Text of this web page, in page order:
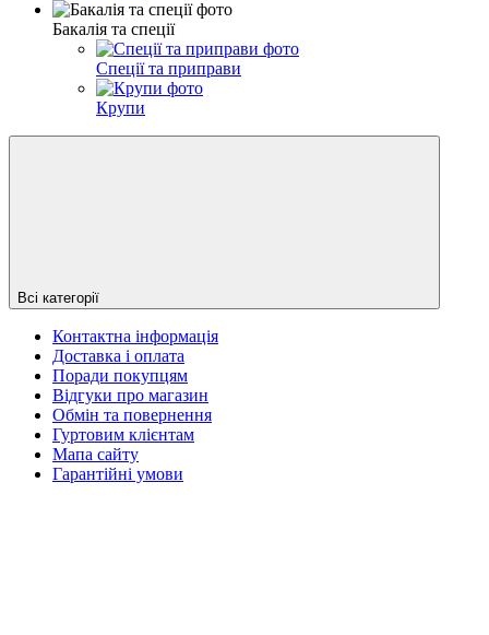
Бакалія та спеції
Спеції та приправи
Крупи
Всі категорії
Контактна інформація
Доставка і оплата
Поради покупцям
Відгуки про магазин
Обмін та повернення
Гуртовим клієнтам
Мапа сайту
Гарантійні умови